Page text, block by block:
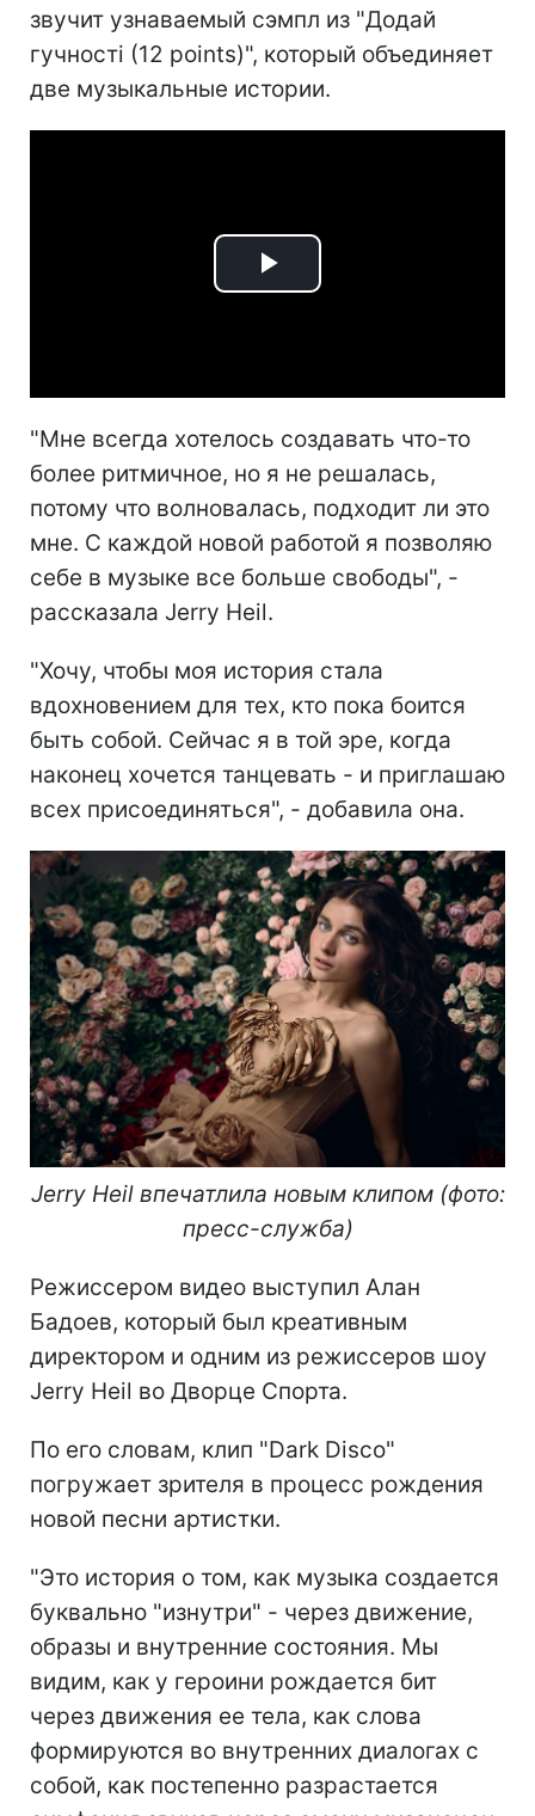
звучит узнаваемый сэмпл из "Додай
гучності (12 points)", который объединяет
две музыкальные истории.
Play
"Мне всегда хотелось создавать что-то
более ритмичное, но я не решалась,
потому что волновалась, подходит ли это
мне. С каждой новой работой я позволяю
себе в музыке все больше свободы", -
рассказала Jerry Heil.
"Хочу, чтобы моя история стала
вдохновением для тех, кто пока боится
быть собой. Сейчас я в той эре, когда
наконец хочется танцевать - и приглашаю
всех присоединяться", - добавила она.
Jerry Heil впечатлила новым клипом (фото:
пресс-служба)
Режиссером видео выступил Алан
Бадоев, который был креативным
директором и одним из режиссеров шоу
Jerry Heil во Дворце Спорта.
По его словам, клип "Dark Disco"
погружает зрителя в процесс рождения
новой песни артистки.
"Это история о том, как музыка создается
буквально "изнутри" - через движение,
образы и внутренние состояния. Мы
видим, как у героини рождается бит
через движения ее тела, как слова
формируются во внутренних диалогах с
собой, как постепенно разрастается